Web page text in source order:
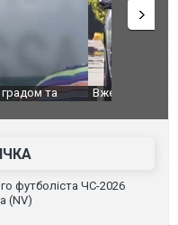
оновлення
ВІДЕО
Вийшов
фільму
футболіста ЧС-2026
(NV)